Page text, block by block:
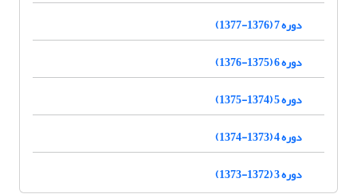
دوره 7 (1376-1377)
دوره 6 (1375-1376)
دوره 5 (1374-1375)
دوره 4 (1373-1374)
دوره 3 (1372-1373)